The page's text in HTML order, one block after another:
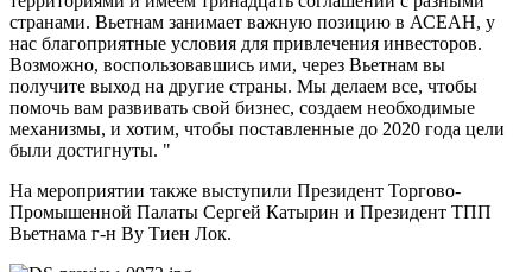
странами. Вьетнам занимает важную позицию в АСЕАН, у
нас благоприятные условия для привлечения инвесторов.
Возможно, воспользовавшись ими, через Вьетнам вы
получите выход на другие страны. Мы делаем все, чтобы
помочь вам развивать свой бизнес, создаем необходимые
механизмы, и хотим, чтобы поставленные до 2020 года цели
были достигнуты. "
На мероприятии также выступили Президент Торгово-
Промышенной Палаты Сергей Катырин и Президент ТПП
Вьетнама г-н Ву Тиен Лок.